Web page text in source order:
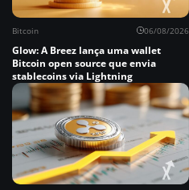
Bitcoin 06/08/2026
Glow: A Breez lança uma wallet
Bitcoin open source que envia
stablecoins via Lightning